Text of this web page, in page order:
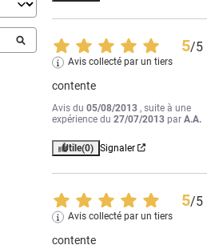
5/5
Avis collecté par un tiers
contente
Avis du05/08/2013 , suite à une
expérience du27/07/2013 parA.A.
Utile(0) Signaler
5/5
Avis collecté par un tiers
contente